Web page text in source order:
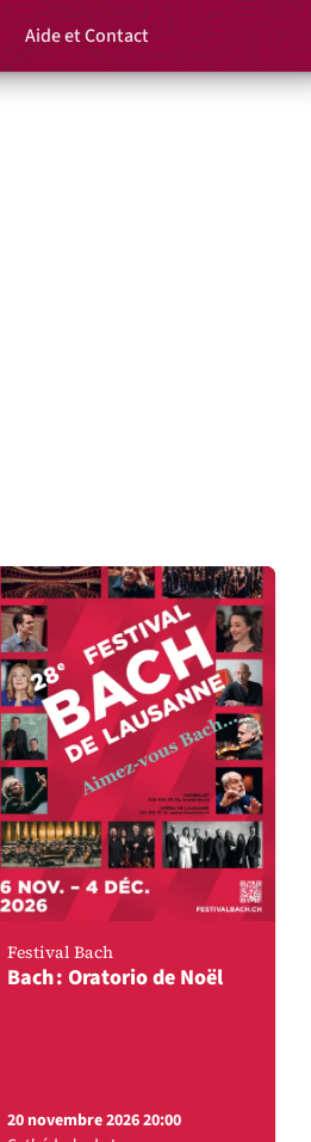
Rechercher un
Panier
Aide et Contact
Festival Bach
Bach : Oratorio de Noël
20 novembre 2026 20:00